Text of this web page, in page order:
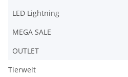
LED Lightning
MEGA SALE
OUTLET
Tierwelt